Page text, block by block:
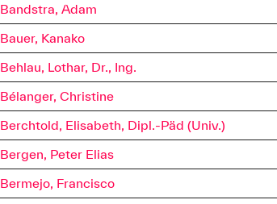
Bandstra, Adam
Bauer, Kanako
Behlau, Lothar, Dr., Ing.
Bélanger, Christine
Berchtold, Elisabeth, Dipl.-Päd (Univ.)
Bergen, Peter Elias
Bermejo, Francisco